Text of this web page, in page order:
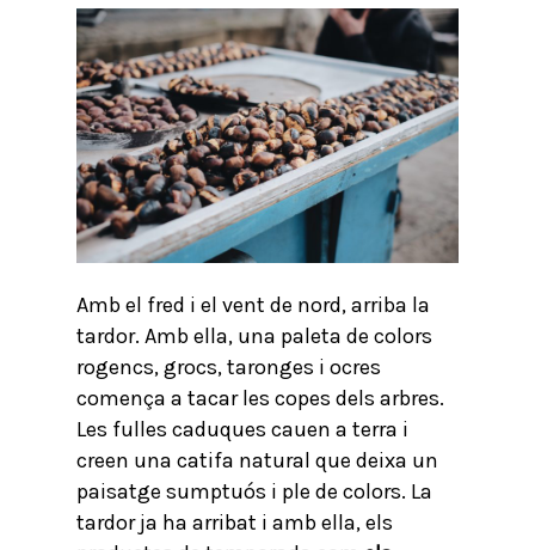
Amb el fred i el vent de nord, arriba la
tardor. Amb ella, una paleta de colors
rogencs, grocs, taronges i ocres
comença a tacar les copes dels arbres.
Les fulles caduques cauen a terra i
creen una catifa natural que deixa un
paisatge sumptuós i ple de colors. La
tardor ja ha arribat i amb ella, els